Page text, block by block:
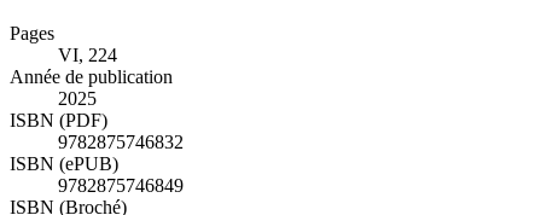
Pages
VI, 224
Année de publication
2025
ISBN (PDF)
9782875746832
ISBN (ePUB)
9782875746849
ISBN (Broché)